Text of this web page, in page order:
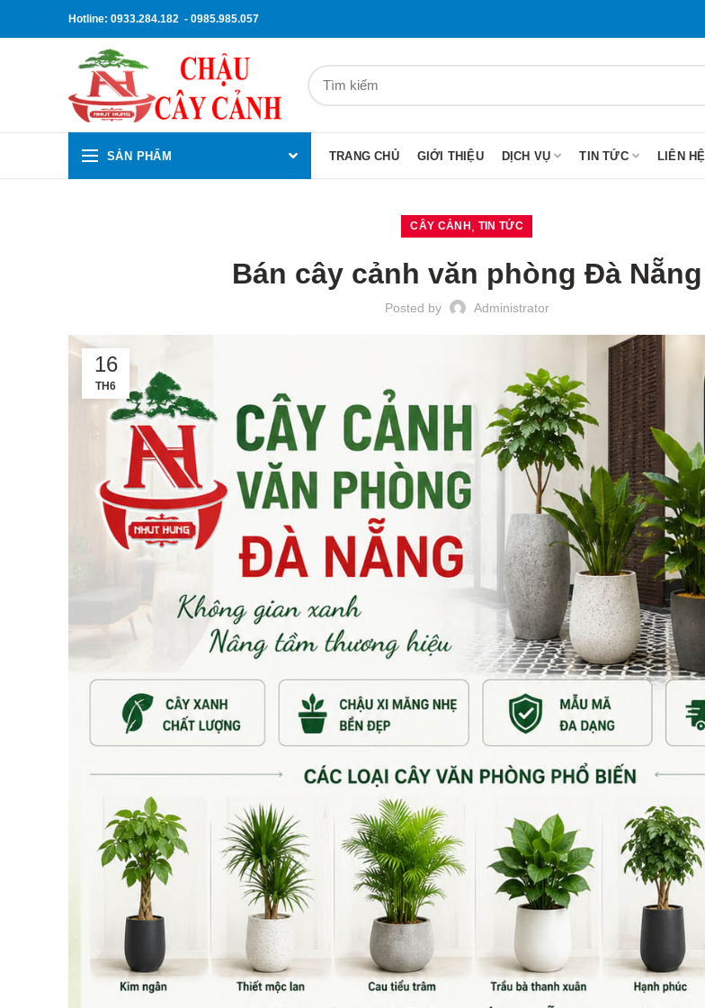
Hotline: 0933.284.182 - 0985.985.057
SẢN PHẨM TRANG CHỦ GIỚI THIỆU DỊCH VỤ TIN TỨC LIÊN HỆ
CÂY CẢNH TIN TỨC
Bán cây cảnh văn phòng Đà Nẵng
Posted by Administrator
16
TH6